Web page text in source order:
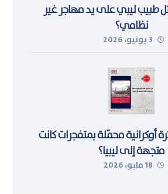
طبيب ليبي على يد مهاجر غير
نظامي؟
3 يونيو، 2026
أوكرانية محمّلة بمتفجرات كانت
متجهة إلى ليبيا؟
18 مايو، 2026